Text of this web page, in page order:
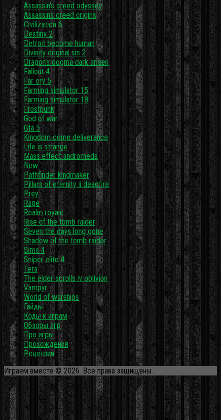
Assassin's creed odyssey
Assassins creed origins
Civilization 6
Destiny 2
Detroit become human
Divinity original sin 2
Dragon's dogma dark arisen
Fallout 4
Far cry 5
Farming simulator 15
Farming simulator 18
Frostpunk
God of war
Gta 5
Kingdom come deliverance
Life is strange
Mass effect andromeda
New
Pathfinder kingmaker
Pillars of eternity ii deadfire
Prey
Rage
Realm royale
Rise of the tomb raider
Seven the days long gone
Shadow of the tomb raider
Sims 4
Sniper elite 4
Tera
The elder scrolls iv oblivion
Vampyr
World of warships
Гайды
Коды к играм
Обзоры игр
Про игры
Прохождения
Рецензии
Играем вместе © 2026. Все права защищены.